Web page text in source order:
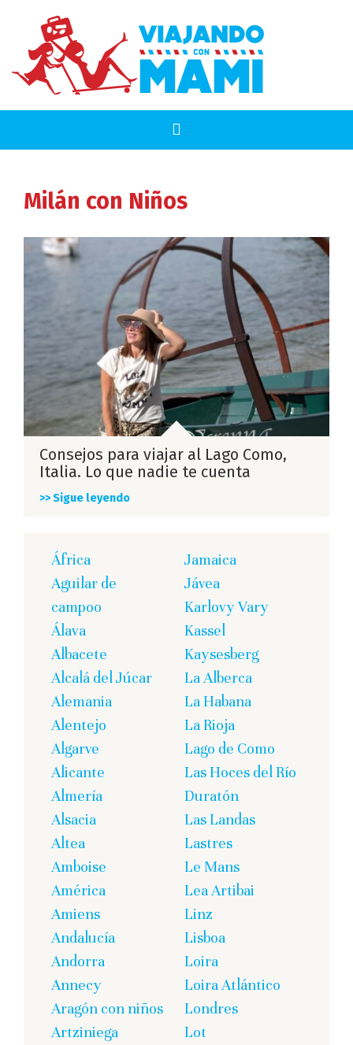
Milán con Niños
Consejos para viajar al Lago Como,
Italia. Lo que nadie te cuenta
>> Sigue leyendo
África
Aguilar de
campoo
Álava
Albacete
Alcalá del Júcar
Alemania
Alentejo
Algarve
Alicante
Almería
Alsacia
Altea
Amboise
América
Amiens
Andalucía
Andorra
Annecy
Aragón con niños
Artziniega
Jamaica
Jávea
Karlovy Vary
Kassel
Kaysesberg
La Alberca
La Habana
La Rioja
Lago de Como
Las Hoces del Río
Duratón
Las Landas
Lastres
Le Mans
Lea Artibai
Linz
Lisboa
Loira
Loira Atlántico
Londres
Lot